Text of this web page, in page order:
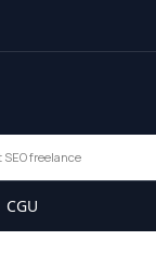
SEO freelance
CGU